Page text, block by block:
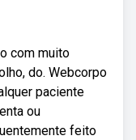
com muito
do. Webcorpo
paciente
ou
feito